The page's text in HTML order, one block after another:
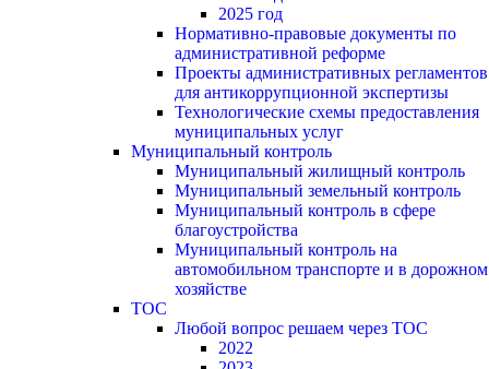
2025 год
Нормативно-правовые документы по
административной реформе
Проекты административных регламентов
для антикоррупционной экспертизы
Технологические схемы предоставления
муниципальных услуг
Муниципальный контроль
Муниципальный жилищный контроль
Муниципальный земельный контроль
Муниципальный контроль в сфере
благоустройства
Муниципальный контроль на
автомобильном транспорте и в дорожном
хозяйстве
ТОС
Любой вопрос решаем через ТОС
2022